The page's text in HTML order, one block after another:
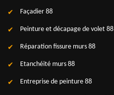
Façadier 88
Peinture et décapage de volet 88
Réparation fissure murs 88
Etanchéité murs 88
Entreprise de peinture 88